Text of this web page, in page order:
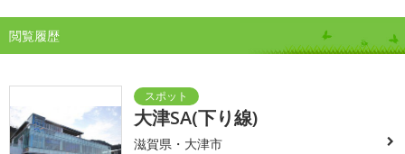
閲覧履歴
大津SA(下り線)
滋賀県・大津市